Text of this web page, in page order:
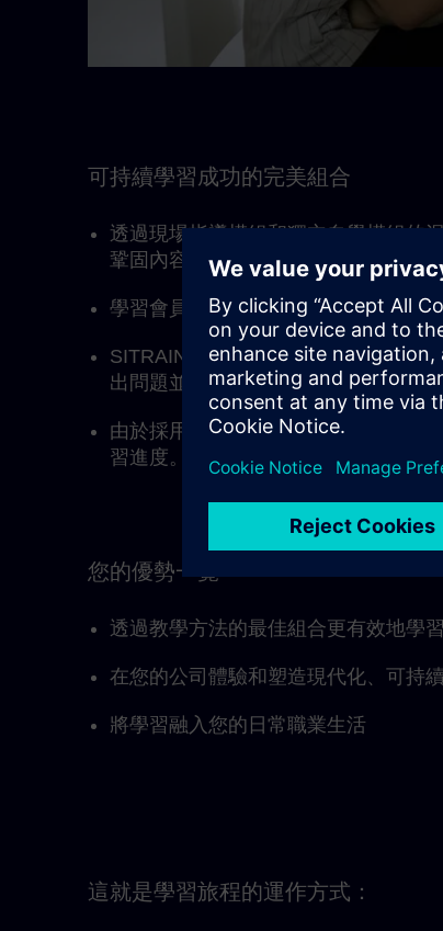
可持續學習成功的完美組合
透過現場指導模組和獨立自學模組的
鞏固內容。
學習會員資格可進行自學模組，並可
SITRAIN 學習顧問當然可以在現場模
出問題並進行一對一討論。
由於採用模組化結構，學習單元可以
習進度。
您的優勢一覽
透過教學方法的最佳組合更有效地學習
在您的公司體驗和塑造現代化、可持
將學習融入您的日常職業生活
這就是學習旅程的運作方式：